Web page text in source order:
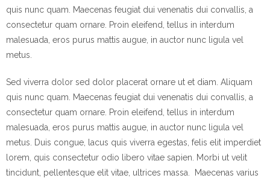
quis nunc quam. Maecenas feugiat dui venenatis dui convallis, a
consectetur quam ornare. Proin eleifend, tellus in interdum
malesuada, eros purus mattis augue, in auctor nunc ligula vel
metus.
Sed viverra dolor sed dolor placerat ornare ut et diam. Aliquam
quis nunc quam. Maecenas feugiat dui venenatis dui convallis, a
consectetur quam ornare. Proin eleifend, tellus in interdum
malesuada, eros purus mattis augue, in auctor nunc ligula vel
metus. Duis congue, lacus quis viverra egestas, felis elit imperdiet
lorem, quis consectetur odio libero vitae sapien. Morbi ut velit
tincidunt, pellentesque elit vitae, ultrices massa. Maecenas varius